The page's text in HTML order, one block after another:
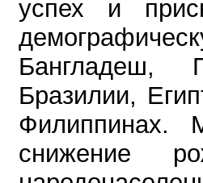
успех и
Бангладеш,
Бразилии,
Филиппинах.
снижение